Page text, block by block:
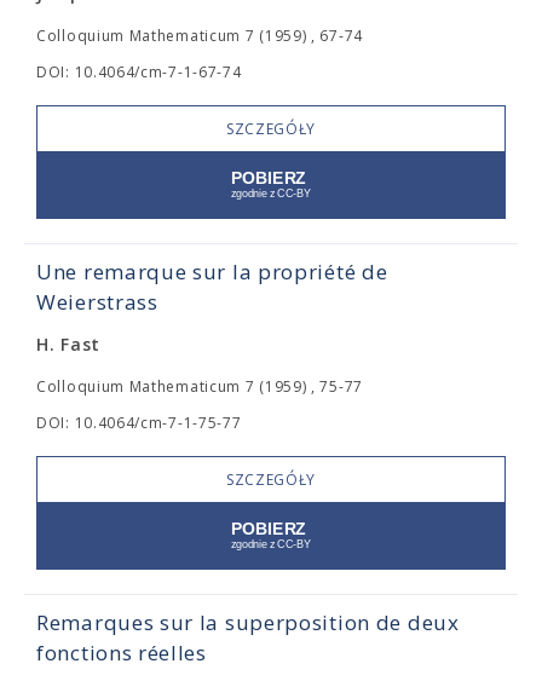
Colloquium Mathematicum 7 (1959) , 67-74
DOI: 10.4064/cm-7-1-67-74
SZCZEGÓŁY
Une remarque sur la propriété de
Weierstrass
H. Fast
Colloquium Mathematicum 7 (1959) , 75-77
DOI: 10.4064/cm-7-1-75-77
SZCZEGÓŁY
Remarques sur la superposition de deux
fonctions réelles